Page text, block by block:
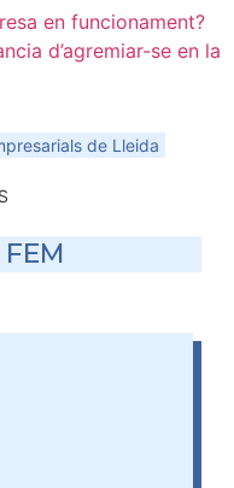
en funcionament?
d’agremiar-se en la
de Lleida